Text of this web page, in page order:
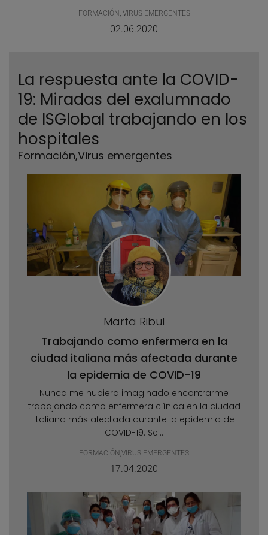
FORMACIÓN , VIRUS EMERGENTES
02.06.2020
La respuesta ante la COVID-
19: Miradas del exalumnado
de ISGlobal trabajando en los
hospitales
Formación,Virus emergentes
Marta Ribul
Trabajando como enfermera en la
ciudad italiana más afectada durante
la epidemia de COVID-19
Nunca me hubiera imaginado encontrarme
trabajando como enfermera clínica en la ciudad
italiana más afectada durante la epidemia de
COVID-19. Se...
FORMACIÓN ,VIRUS EMERGENTES
17.04.2020